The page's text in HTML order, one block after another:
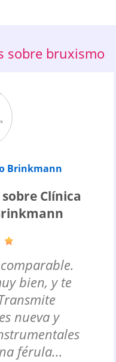
sobre bruxismo
Brinkmann
Clínica
bien, y te
nueva y
férula...